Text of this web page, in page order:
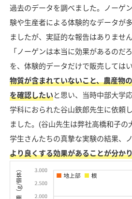
過去のデータを調べました。ノーゲ
験や生産者による体験的なデータが
ましたが、実証的な報告はありません
「ノーゲンは本当に効果があるのだ
を、体験的データだけで販売してはい
物質が含まれていないこと、農産物
を確認したいと思い、当時中部大学
学科におられた谷山鉄郎先生に依頼
ました。(谷山先生は弊社高橋和子の
学生さんたちの真摯な実験の結果、
より良くする効果があることが分か